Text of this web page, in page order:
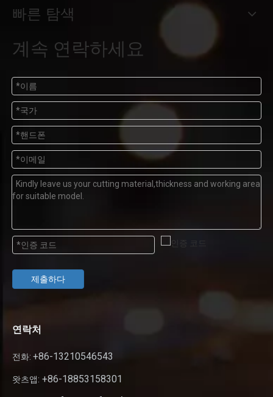
빠른 탐색
계속 연락하세요
제출하다
연락처
전화: +86-13210546543
왓츠앱: +86-18853158301